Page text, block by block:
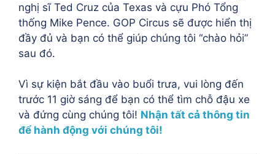
nghị sĩ Ted Cruz của Texas và cựu Phó Tổng
thống Mike Pence. GOP Circus sẽ được hiển thị
đầy đủ và bạn có thể giúp chúng tôi “chào hỏi”
sau đó.
Vì sự kiện bắt đầu vào buổi trưa, vui lòng đến
trước 11 giờ sáng để bạn có thể tìm chỗ đậu xe
và đứng cùng chúng tôi! Nhận tất cả thông tin
để hành động với chúng tôi!